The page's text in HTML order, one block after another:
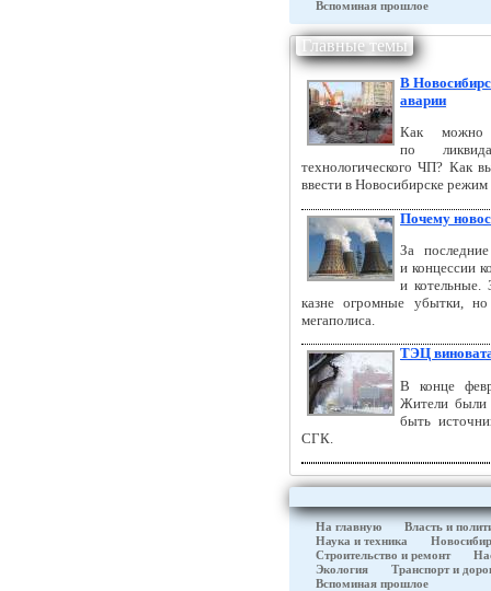
Вспоминая прошлое
Главные темы
В
аварии
Как можно
по
технологического ЧП? Как
ввести в Новосибирске
Почему
За
и концессии
и котельные.
казне огромные убытки,
мегаполиса.
ТЭЦ
В конце
Жители были
быть
CГК.
На главную
Власть и
Наука и техника
Строительство и ремонт
Экология
Транспорт и
Вспоминая прошлое